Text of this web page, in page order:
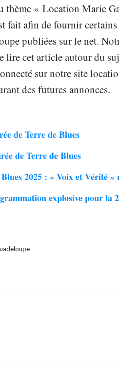
thème « Location Marie
fait afin de fournir
publiées sur le net.
lire cet article autour du
sur notre site
des futures annonces.
de Terre de Blues
de Terre de Blues
2025 : « Voix et Vérité
explosive pour la